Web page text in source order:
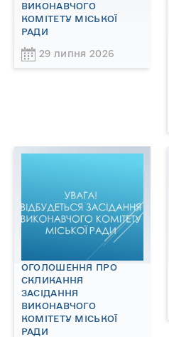
ВИКОНАВЧОГО
КОМІТЕТУ МІСЬКОЇ
РАДИ
29 липня 2026
ОГОЛОШЕННЯ ПРО
СКЛИКАННЯ
ЗАСІДАННЯ
ВИКОНАВЧОГО
КОМІТЕТУ МІСЬКОЇ
РАДИ